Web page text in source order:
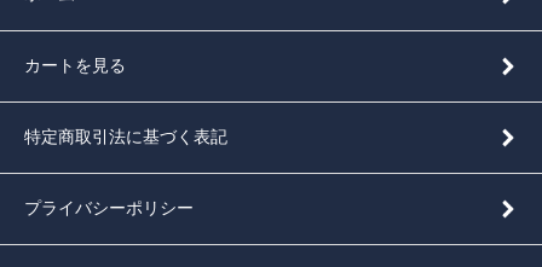
カートを見る
特定商取引法に基づく表記
プライバシーポリシー